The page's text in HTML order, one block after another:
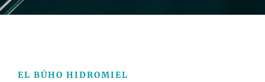
EL BÚHO HIDROMIEL